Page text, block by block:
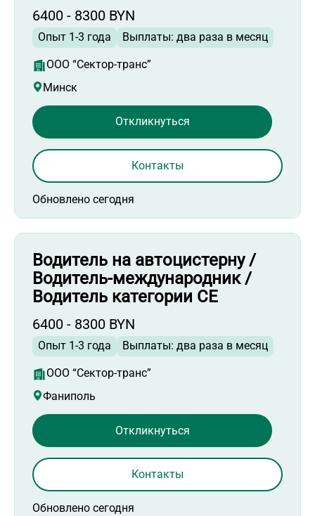
6400 - 8300 BYN
Опыт 1-3 года Выплаты: два раза в месяц
ООО “Сектор-транс”
Минск
Обновлено сегодня
Откликнуться
Контакты
Водитель на автоцистерну /
Водитель-международник /
Водитель категории СЕ
6400 - 8300 BYN
Опыт 1-3 года Выплаты: два раза в месяц
ООО “Сектор-транс”
Фаниполь
Обновлено сегодня
Откликнуться
Контакты